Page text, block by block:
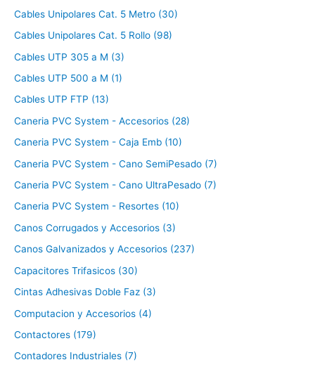
Cables Unipolares Cat. 5 Metro (30)
Cables Unipolares Cat. 5 Rollo (98)
Cables UTP 305 a M (3)
Cables UTP 500 a M (1)
Cables UTP FTP (13)
Caneria PVC System - Accesorios (28)
Caneria PVC System - Caja Emb (10)
Caneria PVC System - Cano SemiPesado (7)
Caneria PVC System - Cano UltraPesado (7)
Caneria PVC System - Resortes (10)
Canos Corrugados y Accesorios (3)
Canos Galvanizados y Accesorios (237)
Capacitores Trifasicos (30)
Cintas Adhesivas Doble Faz (3)
Computacion y Accesorios (4)
Contactores (179)
Contadores Industriales (7)